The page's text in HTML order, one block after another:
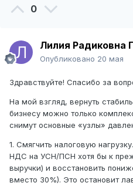
0
Лилия Радиковна
Опубликовано 20 мая
Здравствуйте! Спасибо за
На мой взгляд, вернуть
бизнесу можно только
снимут основные «узлы»
1. Смягчить налоговую
НДС на УСН/ПСН хотя бы к
выручки) и восстановить
вместо 30%). Это остановит